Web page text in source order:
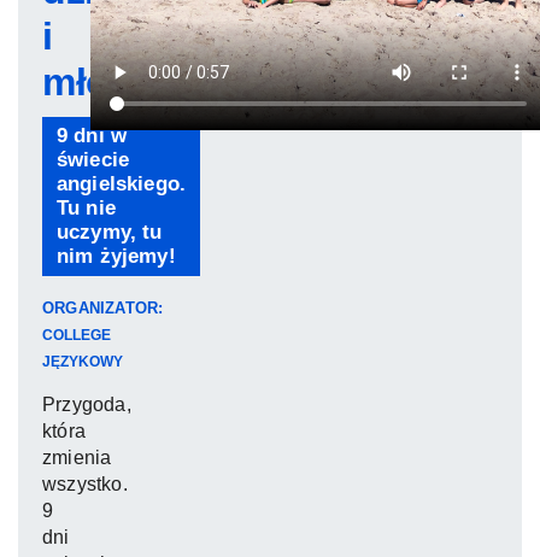
i
młodzieży
9 dni w
świecie
angielskiego.
Tu nie
uczymy, tu
nim żyjemy!
ORGANIZATOR:
COLLEGE
JĘZYKOWY
Przygoda,
która
zmienia
wszystko.
9
dni